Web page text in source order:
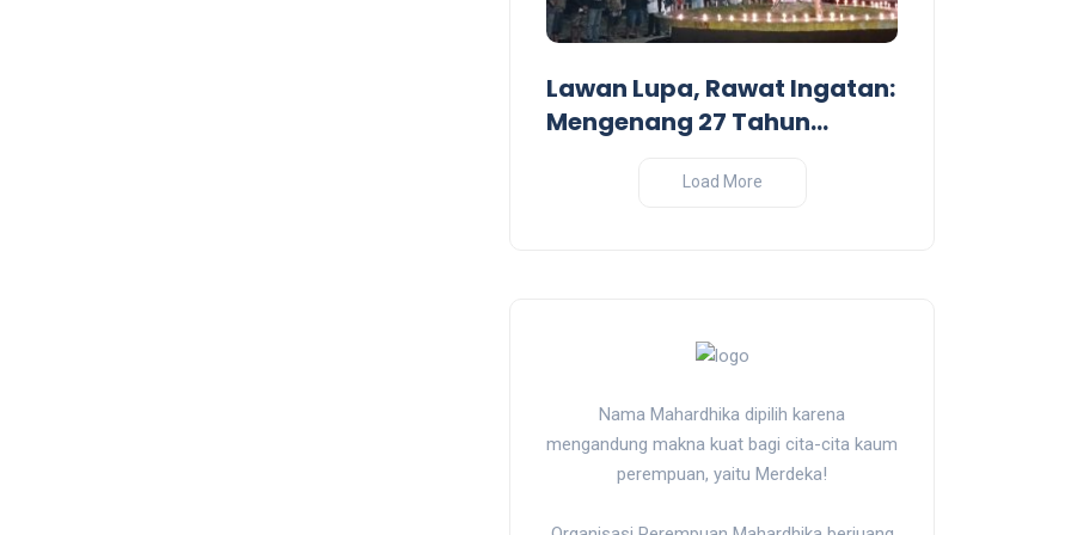
Lawan Lupa, Rawat Ingatan:
Mengenang 27 Tahun
Massal oleh Militer
Load More
Nama Mahardhika dipilih karena
mengandung makna kuat bagi cita-cita kaum
perempuan, yaitu Merdeka!